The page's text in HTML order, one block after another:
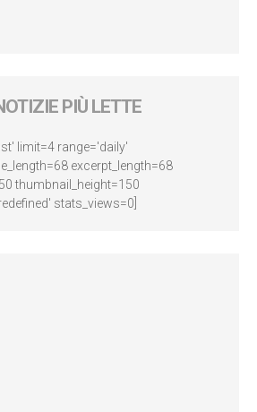
PIÙ LETTE
limit=4 range='daily'
excerpt_length=68
thumbnail_height=150
stats_views=0]